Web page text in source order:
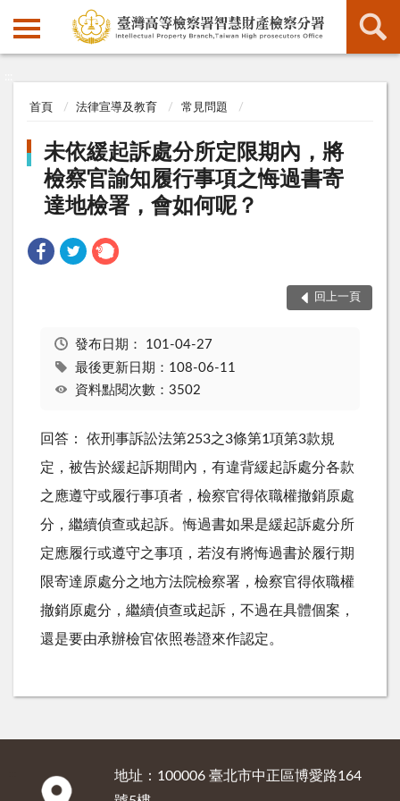
首頁 法律宣導及教育 常見問題
未依緩起訴處分所定限期內，將
檢察官諭知履行事項之悔過書寄
達地檢署，會如何呢？
回上一頁
發布日期： 101-04-27
最後更新日期：108-06-11
資料點閱次數：3502
回答： 依刑事訴訟法第253之3條第1項第3款規
定，被告於緩起訴期間內，有違背緩起訴處分各款
之應遵守或履行事項者，檢察官得依職權撤銷原處
分，繼續偵查或起訴。悔過書如果是緩起訴處分所
定應履行或遵守之事項，若沒有將悔過書於履行期
限寄達原處分之地方法院檢察署，檢察官得依職權
撤銷原處分，繼續偵查或起訴，不過在具體個案，
還是要由承辦檢官依照卷證來作認定。
地址：100006 臺北市中正區博愛路164